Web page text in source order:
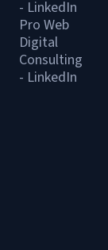
- LinkedIn
Pro Web
Digital
Consulting
- LinkedIn